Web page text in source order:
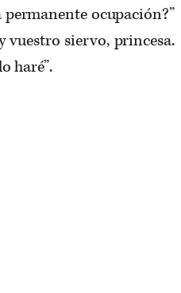
ocupación?”
vuestro siervo, princesa.
haré”.